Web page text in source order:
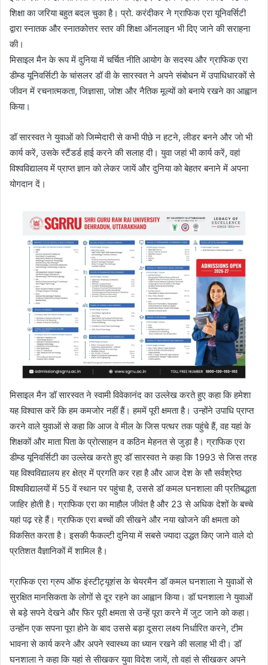
शिक्षा का जरिया बहुत बदल चुका है। प्रो. करंदीकर ने ग्राफिक एरा यूनिवर्सिटी
द्वारा स्नातक और स्नातकोत्तर स्तर की शिक्षा ऑनलाइन भी दिए जाने की सराहना
की।
मिसाइल मैन के रूप में दुनिया में चर्चित नीति आयोग के सदस्य और ग्राफिक एरा
डीम्ड यूनिवर्सिटी के चांसलर डॉ वी के सारस्वत ने अपने संबोधन में उपाधिधारकों से
जीवन में रचनात्मकता, जिज्ञासा, जोश और नैतिक मूल्यों को बनाये रखने का आह्वान
किया।
डॉ सारस्वत ने युवाओं को जिम्मेदारी से कभी पीछे न हटने, लीडर बनने और जो भी
कार्य करें, उसके स्टैंडर्ड हाई करने की सलाह दी। युवा जहां भी कार्य करें, वहां
विश्वविद्यालय में प्राप्त ज्ञान को लेकर जायें और दुनिया को बेहतर बनाने में अपना
योगदान दें।
मिसाइल मैन डॉ सारस्वत ने स्वामी विवेकानंद का उल्लेख करते हुए कहा कि हमेशा
यह विश्वास करें कि हम कमजोर नहीं हैं। हममें पूरी क्षमता है। उन्होंने उपाधि प्राप्त
करने वाले युवाओं से कहा कि आज वे मील के जिस पत्थर तक पहुंचे हैं, वह यहां के
शिक्षकों और माता पिता के प्रोत्साहन व कठिन मेहनत से जुड़ा है। ग्राफिक एरा
डीम्ड यूनिवर्सिटी का उल्लेख करते हुए डॉ सारस्वत ने कहा कि 1993 से जिस तरह
यह विश्वविद्यालय हर क्षेत्र में प्रगति कर रहा है और आज देश के सौ सर्वश्रेष्ठ
विश्वविद्यालयों में 55 वें स्थान पर पहुंचा है, उससे डॉ कमल घनशाला की प्रतिबद्धता
जाहिर होती है। ग्राफिक एरा का माहौल जीवंत है और 23 से अधिक देशों के बच्चे
यहां पढ़ रहे हैं। ग्राफिक एरा बच्चों की सीखने और नया खोजने की क्षमता को
विकसित करता है। इसकी फैकल्टी दुनिया में सबसे ज्यादा उद्धत किए जाने वाले दो
प्रतिशत वैज्ञानिकों में शामिल है।
ग्राफिक एरा ग्रुप ऑफ इंस्टीट्यूशंस के चेयरमैन डॉ कमल घनशाला ने युवाओं से
सुरक्षित मानसिकता के लोगों से दूर रहने का आह्वान किया। डॉ घनशाला ने युवाओं
से बड़े सपने देखने और फिर पूरी क्षमता से उन्हें पूरा करने में जुट जाने को कहा।
उन्होंन एक सपना पूरा होने के बाद उससे बड़ा दूसरा लक्ष्य निर्धारित करने, टीम
भावना से कार्य करने और अपने स्वास्थ्य का ध्यान रखने की सलाह भी दी। डॉ
घनशाला ने कहा कि यहां से सीखकर युवा विदेश जायें, तो वहां से सीखकर अपने